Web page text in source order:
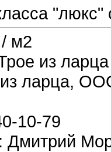
"люкс"
м2
из ларца
ларца,
10-79
: Дмитрий